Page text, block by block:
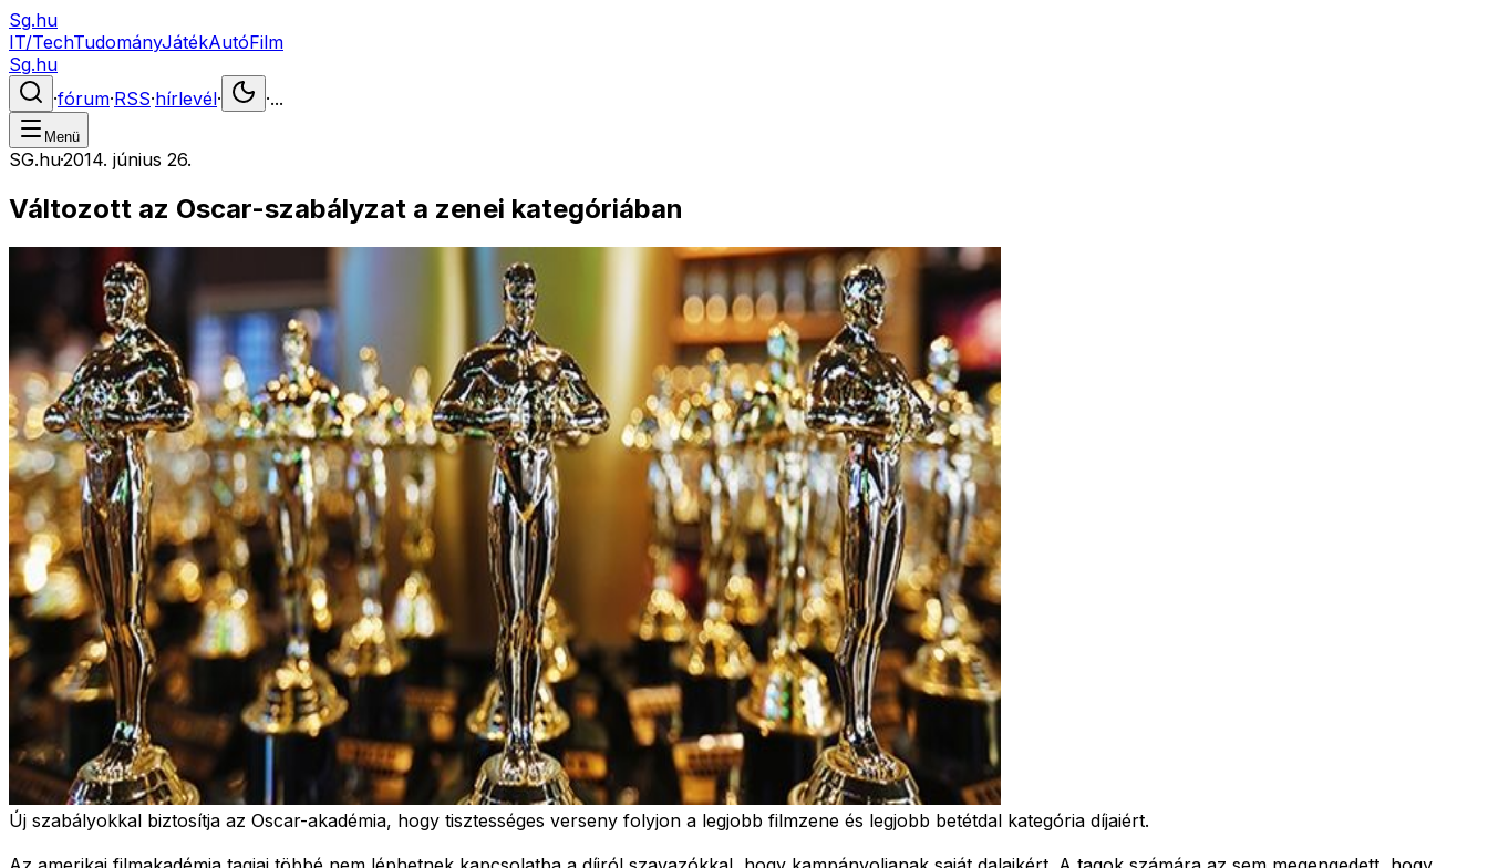
Sg.hu
IT/TechTudományJátékAutóFilm
Sg.hu
·fórum·RSS·hírlevél· ·...
Menü
SG.hu·2014. június 26.
Változott az Oscar-szabályzat a zenei kategóriában
Új szabályokkal biztosítja az Oscar-akadémia, hogy tisztességes verseny folyjon a legjobb filmzene és legjobb betétdal kategória díjaiért.